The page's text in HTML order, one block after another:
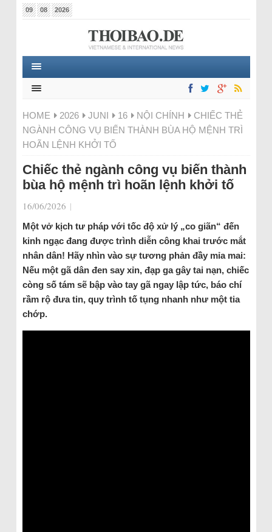
09 08 2026
HOME 2026 JUNI 16 NỘI CHÍNH
CHIẾC THẺ
NGÀNH CÔNG VỤ BIẾN THÀNH BÙA HỘ MỆNH TRÌ
HOÃN LỆNH KHỞI TỐ
Chiếc thẻ ngành công vụ biến thành
bùa hộ mệnh trì hoãn lệnh khởi tố
16/06/2026 |
Một vở kịch tư pháp với tốc độ xử lý „co giãn“ đến
kinh ngạc đang được trình diễn công khai trước mắt
nhân dân! Hãy nhìn vào sự tương phản đầy mỉa mai:
Nếu một gã dân đen say xỉn, đạp ga gây tai nạn, chiếc
còng số tám sẽ bập vào tay gã ngay lập tức, báo chí
rầm rộ đưa tin, quy trình tố tụng nhanh như một tia
chớp.